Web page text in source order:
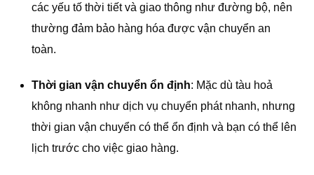
các yếu tố thời tiết và giao thông như đường bộ, nên
thường đảm bảo hàng hóa được vận chuyển an
toàn.
Thời gian vận chuyển ổn định: Mặc dù tàu hoả
không nhanh như dịch vụ chuyển phát nhanh, nhưng
thời gian vận chuyển có thể ổn định và bạn có thể lên
lịch trước cho việc giao hàng.